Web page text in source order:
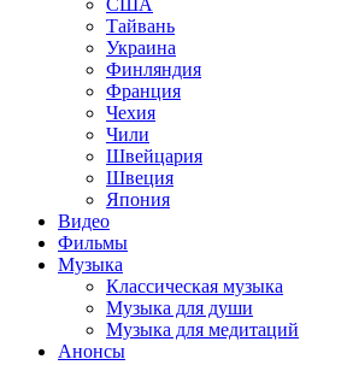
Тайвань
Украина
Финляндия
Франция
Чехия
Чили
Швейцария
Швеция
Япония
Видео
Фильмы
Музыка
Классическая музыка
Музыка для души
Музыка для медитаций
Анонсы